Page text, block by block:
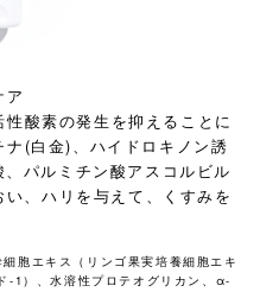
ア
酸素の発生を抑えることに
(白金)、ハイドロキノン誘
パルミチン酸アスコルビル
、ハリを与えて、くすみを
胞エキス（リンゴ果実培養細胞エキ
-1）、水溶性プロテオグリカン、α-